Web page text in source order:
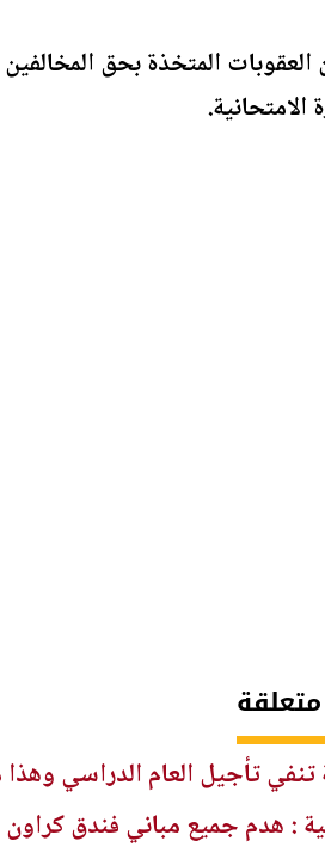
الامتحانية.
متعلقة
تنفي تأجيل العام الدراسي
: هدم جميع مباني فندق كراون خلال 3